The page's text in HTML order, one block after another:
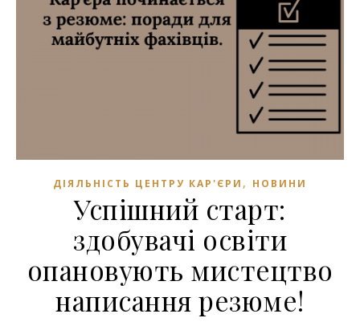
ДІЯЛЬНІСТЬ ЦЕНТРУ КАР'ЄРИ , НОВИНИ
Успішний старт:
здобувачі освіти
опановують мистецтво
написання резюме!